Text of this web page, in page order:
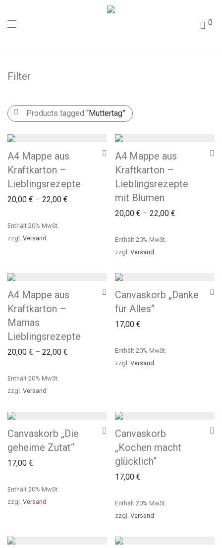
0
Filter
Products tagged “Muttertag”
A4 Mappe aus
Kraftkarton –
Lieblingsrezepte
20,00 € – 22,00 €
Enthält 20% MwSt.
zzgl. Versand
A4 Mappe aus
Kraftkarton –
Lieblingsrezepte
mit Blumen
20,00 € – 22,00 €
Enthält 20% MwSt.
zzgl. Versand
A4 Mappe aus
Kraftkarton –
Mamas
Lieblingsrezepte
20,00 € – 22,00 €
Enthält 20% MwSt.
zzgl. Versand
Canvaskorb „Danke
für Alles“
17,00 €
Enthält 20% MwSt.
zzgl. Versand
Canvaskorb „Die
geheime Zutat“
17,00 €
Enthält 20% MwSt.
zzgl. Versand
Canvaskorb
„Kochen macht
glücklich“
17,00 €
Enthält 20% MwSt.
zzgl. Versand